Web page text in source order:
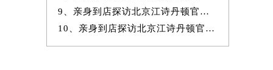
9、亲身到店探访北京江诗丹顿官方售后服务中心｜服务热线及全部官方地
10、亲身到店探访北京江诗丹顿官方售后服务中心｜官方热线及全部网点地